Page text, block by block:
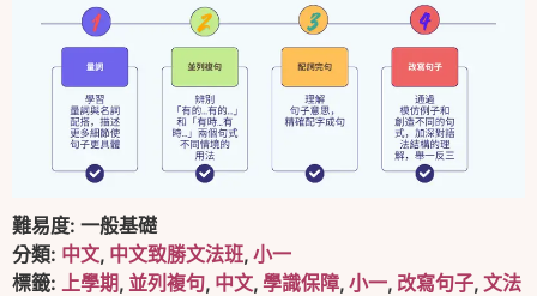
難易度: 一般基礎
分類: 中文, 中文致勝文法班, 小一
標籤:
上學期, 並列複句, 中文, 學識保障, 小一, 改寫句子, 文法